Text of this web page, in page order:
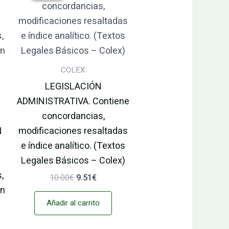
COLEX
LEGISLACIÓN
ADMINISTRATIVA. Contiene
concordancias,
modificaciones resaltadas
e índice analítico. (Textos
Legales Básicos – Colex)
10.00€
era:
10.00€.
9.51€
es:
9.51€.
Añadir al carrito